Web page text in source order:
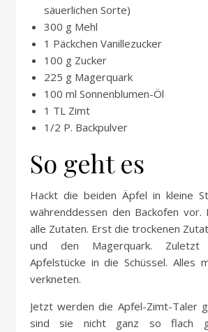
säuerlichen Sorte)
300 g Mehl
1 Päckchen Vanillezucker
100 g Zucker
225 g Magerquark
100 ml Sonnenblumen-Öl
1 TL Zimt
1/2 P. Backpulver
So geht es
Hackt die beiden Äpfel in kleine
währenddessen den Backofen vor.
alle Zutaten. Erst die trockenen
und den Magerquark.
Apfelstücke in die Schüssel. Alles
verkneten.
Jetzt werden die Apfel-Zimt-Taler
sind sie nicht ganz so flach